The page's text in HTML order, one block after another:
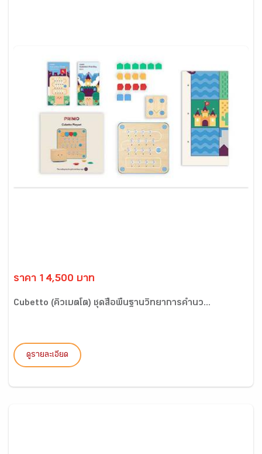
ราคา 14,500 บาท
Cubetto (คิวเบตโต) ชุดสื่อพื้นฐานวิทยาการคำนว...
ดูรายละเอียด